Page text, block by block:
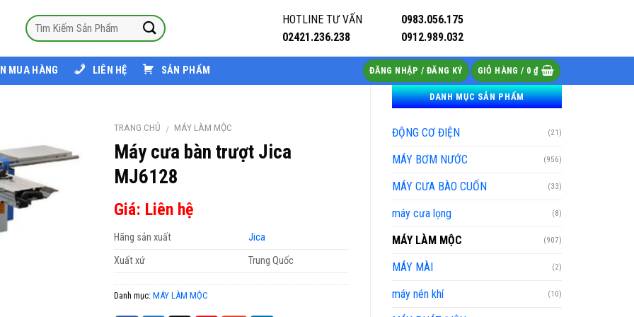
HOTLINE TƯ VẤN
02421.236.238
0983.056.175
0912.989.032
MUA HÀNG LIÊN HỆ SẢN PHẨM ĐĂNG NHẬP / ĐĂNG KÝ GIỎ HÀNG / 0 ₫
DANH MỤC SẢN PHẨM
ĐỘNG CƠ ĐIỆN (21)
MÁY BƠM NƯỚC (956)
MÁY CƯA BÀO CUỐN (33)
máy cưa lọng (8)
MÁY LÀM MỘC (907)
MÁY MÀI (2)
máy nén khí (10)
TRANG CHỦ / MÁY LÀM MỘC
Máy cưa bàn trượt Jica
MJ6128
Giá: Liên hệ
Hãng sản xuất
Jica
Xuất xứ
Trung Quốc
Danh mục: MÁY LÀM MỘC